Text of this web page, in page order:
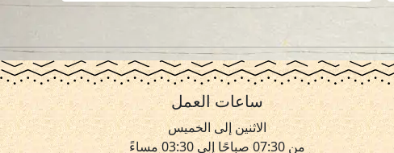
ساعات العمل
الاثنين إلى الخميس
من 07:30 صباحًا إلى 03:30 مساءً